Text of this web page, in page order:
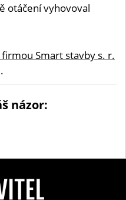
otáčení vyhovoval
Smart stavby s. r.
názor: